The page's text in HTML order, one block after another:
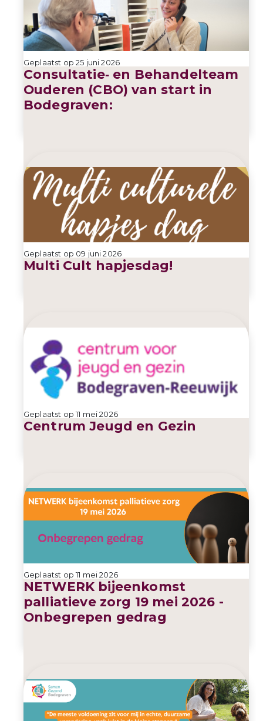
Geplaatst op 25 juni 2026
Consultatie‑ en Behandelteam
Ouderen (CBO) van start in
Bodegraven:
Geplaatst op 09 juni 2026
Multi Cult hapjesdag!
Geplaatst op 11 mei 2026
Centrum Jeugd en Gezin
Geplaatst op 11 mei 2026
NETWERK bijeenkomst
palliatieve zorg 19 mei 2026 -
Onbegrepen gedrag